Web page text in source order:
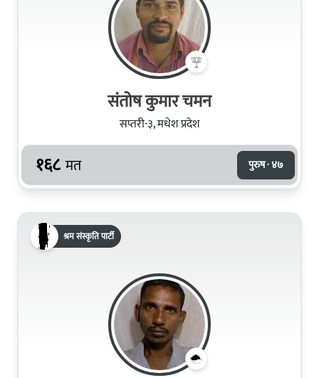
संतोष कुमार चमन
सप्तरी-३, मधेश प्रदेश
१६८ मत पुरुष · ४७
श्रम संस्कृति पार्टी